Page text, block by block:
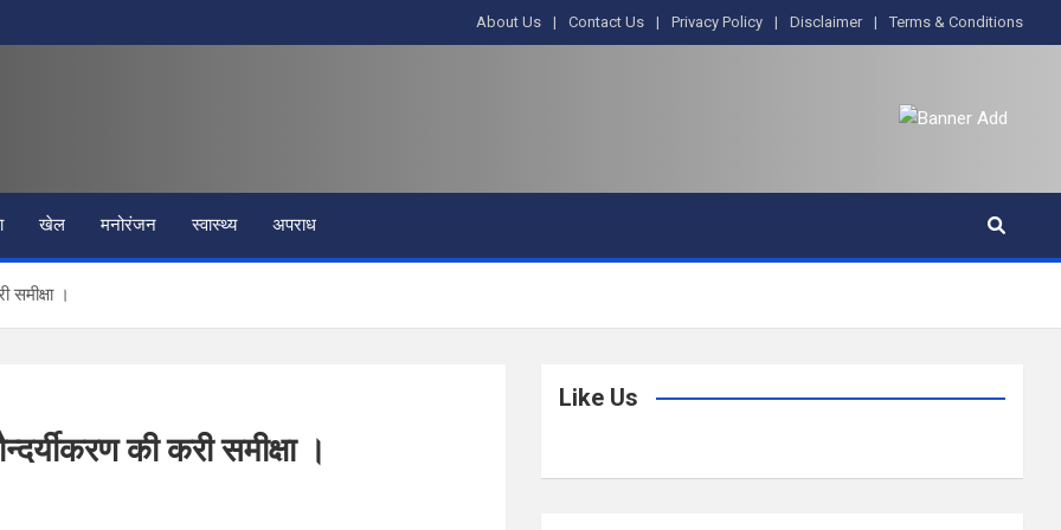
About Us Contact Us Privacy Policy Disclaimer Terms & Conditions
खेल मनोरंजन स्वास्थ्य अपराध
।
की करी समीक्षा ।
Like Us